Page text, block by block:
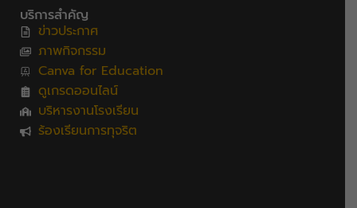
บริการสำคัญ
ข่าวประกาศ
ภาพกิจกรรม
Canva for Education
ดูเกรดออนไลน์
บริหารงานโรงเรียน
ร้องเรียนการทุจริต